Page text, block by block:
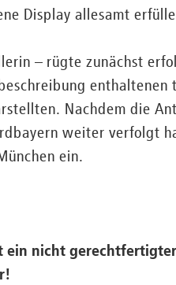
Display allesamt
– rügte zunächst
enthaltenen
Nachdem die
weiter verfolgt
ein.
ein nicht